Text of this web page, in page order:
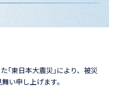
｢東日本大震災｣により、被災
い申し上げます。